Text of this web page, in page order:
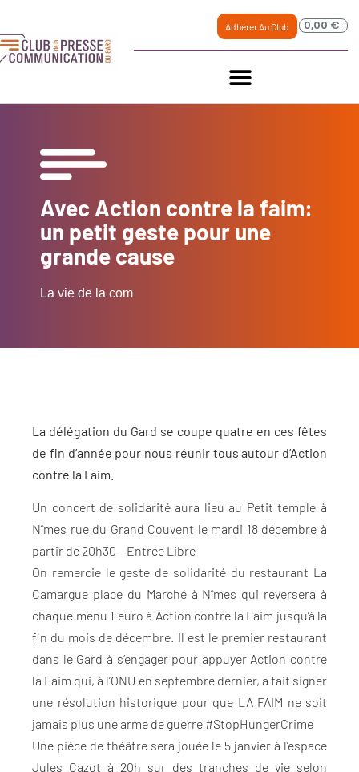
Adhérer Au Club 0,00 €
Avec Action contre la faim:
un petit geste pour une
grande cause
La vie de la com
La délégation du Gard se coupe quatre en ces fêtes
de fin d’année pour nous réunir tous autour d’Action
contre la Faim.
Un concert de solidarité aura lieu au Petit temple à
Nîmes rue du Grand Couvent le mardi 18 décembre à
partir de 20h30 – Entrée Libre
On remercie le geste de solidarité du restaurant La
Camargue place du Marché à Nîmes qui reversera à
chaque menu 1 euro à Action contre la Faim jusqu’à la
fin du mois de décembre. Il est le premier restaurant
dans le Gard à s’engager pour appuyer Action contre
la Faim qui, à l’ONU en septembre dernier, a fait signer
une résolution historique pour que LA FAIM ne soit
jamais plus une arme de guerre #StopHungerCrime
Une pièce de théâtre sera jouée le 5 janvier à l’espace
Jules Cazot à 20h sur des tranches de vie selon